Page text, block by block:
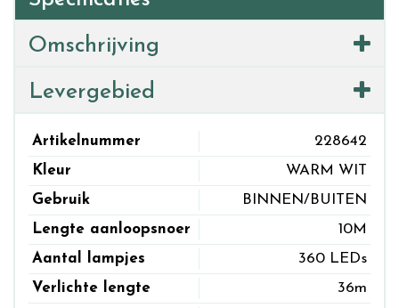
Omschrijving
Levergebied
Artikelnummer
228642
Kleur
WARM WIT
Gebruik
BINNEN/BUITEN
Lengte aanloopsnoer
10M
Aantal lampjes
360 LEDs
Verlichte lengte
36m